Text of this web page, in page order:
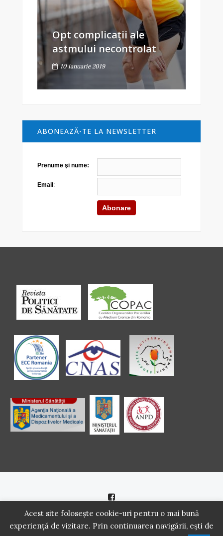
Opt complicații ale
astmului necontrolat
10 ianuarie 2019
ABONEAZĂ-TE LA NEWSLETTER
Prenume şi nume:
Email :
Politică de cookie |Politică de confidenţialitate
2016 - 2021 Copyright. Scoala Pacientilor - QUINN Media SRL.
Acest site folosește cookie-uri pentru o mai bună
experiență de vizitare. Prin continuarea navigării, ești de